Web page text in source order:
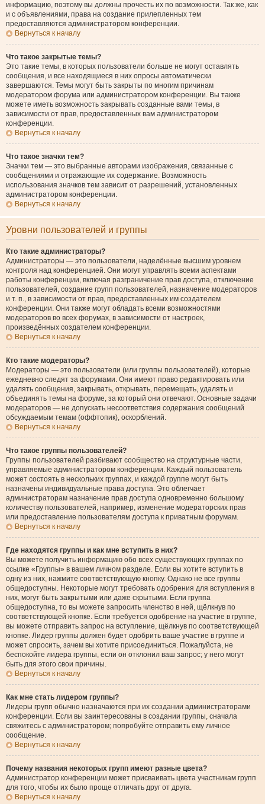
информацию, поэтому вы должны прочесть их по возможности. Так же, как
и с объявлениями, права на создание прилепленных тем
предоставляются администратором конференции.
Вернуться к началу
Что такое закрытые темы?
Это такие темы, в которых пользователи больше не могут оставлять
сообщения, и все находящиеся в них опросы автоматически
завершаются. Темы могут быть закрыты по многим причинам
модератором форума или администратором конференции. Вы также
можете иметь возможность закрывать созданные вами темы, в
зависимости от прав, предоставленных вам администратором
конференции.
Вернуться к началу
Что такое значки тем?
Значки тем — это выбранные авторами изображения, связанные с
сообщениями и отражающие их содержание. Возможность
использования значков тем зависит от разрешений, установленных
администратором конференции.
Вернуться к началу
Уровни пользователей и группы
Кто такие администраторы?
Администраторы — это пользователи, наделённые высшим уровнем
контроля над конференцией. Они могут управлять всеми аспектами
работы конференции, включая разграничение прав доступа, отключение
пользователей, создание групп пользователей, назначение модераторов
и т. п., в зависимости от прав, предоставленных им создателем
конференции. Они также могут обладать всеми возможностями
модераторов во всех форумах, в зависимости от настроек,
произведённых создателем конференции.
Вернуться к началу
Кто такие модераторы?
Модераторы — это пользователи (или группы пользователей), которые
ежедневно следят за форумами. Они имеют право редактировать или
удалять сообщения, закрывать, открывать, перемещать, удалять и
объединять темы на форуме, за который они отвечают. Основные задачи
модераторов — не допускать несоответствия содержания сообщений
обсуждаемым темам (оффтопик), оскорблений.
Вернуться к началу
Что такое группы пользователей?
Группы пользователей разбивают сообщество на структурные части,
управляемые администратором конференции. Каждый пользователь
может состоять в нескольких группах, и каждой группе могут быть
назначены индивидуальные права доступа. Это облегчает
администраторам назначение прав доступа одновременно большому
количеству пользователей, например, изменение модераторских прав
или предоставление пользователям доступа к приватным форумам.
Вернуться к началу
Где находятся группы и как мне вступить в них?
Вы можете получить информацию обо всех существующих группах по
ссылке «Группы» в вашем личном разделе. Если вы хотите вступить в
одну из них, нажмите соответствующую кнопку. Однако не все группы
общедоступны. Некоторые могут требовать одобрения для вступления в
них, могут быть закрытыми или даже скрытыми. Если группа
общедоступна, то вы можете запросить членство в ней, щёлкнув по
соответствующей кнопке. Если требуется одобрение на участие в группе,
вы можете отправить запрос на вступление, щёлкнув по соответствующей
кнопке. Лидер группы должен будет одобрить ваше участие в группе и
может спросить, зачем вы хотите присоединиться. Пожалуйста, не
беспокойте лидера группы, если он отклонил ваш запрос; у него могут
быть для этого свои причины.
Вернуться к началу
Как мне стать лидером группы?
Лидеры групп обычно назначаются при их создании администраторами
конференции. Если вы заинтересованы в создании группы, сначала
свяжитесь с администратором; попробуйте отправить ему личное
сообщение.
Вернуться к началу
Почему названия некоторых групп имеют разные цвета?
Администратор конференции может присваивать цвета участникам групп
для того, чтобы их было проще отличать друг от друга.
Вернуться к началу